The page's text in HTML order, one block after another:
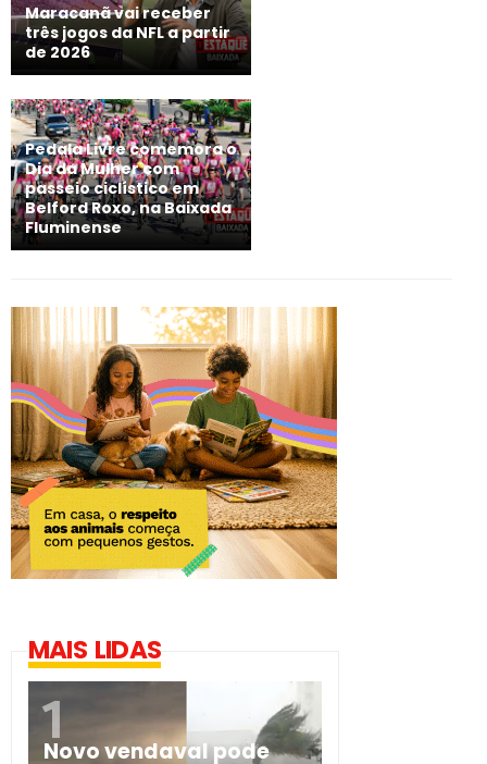
Maracanã vai receber
três jogos da NFL a partir
de 2026
Pedala Livre comemora o
Dia da Mulher com
passeio ciclístico em
Belford Roxo, na Baixada
Fluminense
MAIS LIDAS
Novo vendaval pode